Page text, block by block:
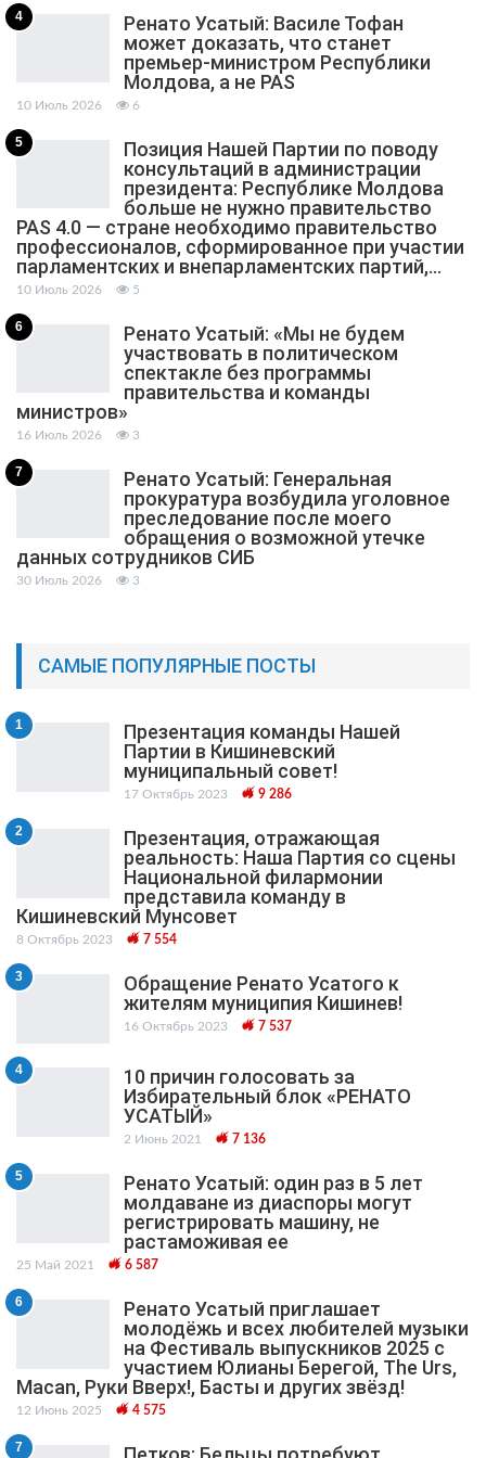
4
Ренато Усатый: Василе Тофан
может доказать, что станет
премьер-министром Республики
Молдова, а не PAS
10 Июль 2026 6
5
Позиция Нашей Партии по поводу
консультаций в администрации
президента: Республике Молдова
больше не нужно правительство
PAS 4.0 — стране необходимо правительство
профессионалов, сформированное при участии
парламентских и внепарламентских партий,…
10 Июль 2026 5
6
Ренато Усатый: «Мы не будем
участвовать в политическом
спектакле без программы
правительства и команды
министров»
16 Июль 2026 3
7
Ренато Усатый: Генеральная
прокуратура возбудила уголовное
преследование после моего
обращения о возможной утечке
данных сотрудников СИБ
30 Июль 2026 3
САМЫЕ ПОПУЛЯРНЫЕ ПОСТЫ
1
Презентация команды Нашей
Партии в Кишиневский
муниципальный cовет!
17 Октябрь 2023 9 286
2
Презентация, отражающая
реальность: Наша Партия со сцены
Национальной филармонии
представила команду в
Кишиневский Мунсовет
8 Октябрь 2023 7 554
3
Обращение Ренато Усатого к
жителям муниципия Кишинев!
16 Октябрь 2023 7 537
4
10 причин голосовать за
Избирательный блок «РЕНАТО
УСАТЫЙ»
2 Июнь 2021 7 136
5
Ренато Усатый: один раз в 5 лет
молдаване из диаспоры могут
регистрировать машину, не
растаможивая ее
25 Май 2021 6 587
6
Ренато Усатый приглашает
молодёжь и всех любителей музыки
на Фестиваль выпускников 2025 с
участием Юлианы Берегой, The Urs,
Macan, Руки Вверх!, Басты и других звёзд!
12 Июнь 2025 4 575
7